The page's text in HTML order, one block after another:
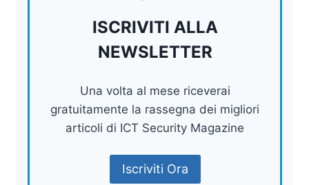
ISCRIVITI ALLA
NEWSLETTER
Una volta al mese riceverai
gratuitamente la rassegna dei migliori
articoli di ICT Security Magazine
Iscriviti Ora